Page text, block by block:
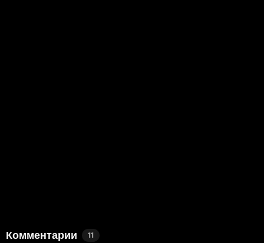
Комментарии 11